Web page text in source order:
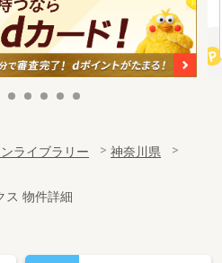
ライブラリー
神奈川県
ス 物件詳細